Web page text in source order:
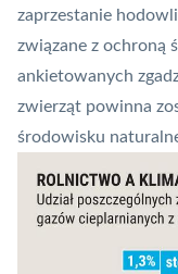
zaprzestanie
związane z ochroną
ankietowanych
zwierząt powinna
środowisku